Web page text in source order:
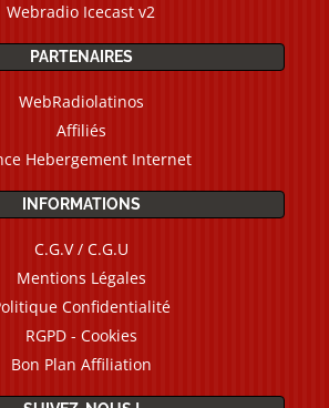
Webradio Icecast v2
PARTENAIRES
WebRadiolatinos
Affiliés
Hebergement Internet
INFORMATIONS
C.G.V / C.G.U
Mentions Légales
Confidentialité
RGPD - Cookies
Bon Plan Affiliation